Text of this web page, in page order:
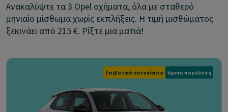
Ανακαλύψτε τα 3 Opel οχήματα, όλα με σταθερό
μηνιαίο μίσθωμα χωρίς εκπλήξεις. Η τιμή μισθώματος
ξεκινάει από 215 €. Ρίξτε μια ματιά!
Επιβατικά αυτοκίνητα Άμεση παράδοση